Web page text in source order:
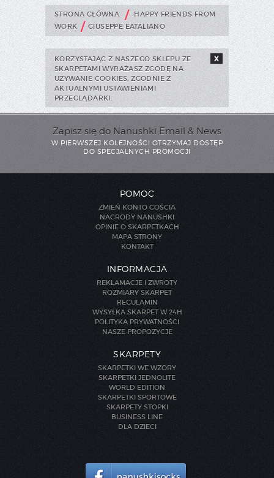
STRONA GŁÓWNA /
HAPPY FRIENDS FROM
WORK / GIUSEPPE EATALIANO
KORZYSTAJĄC Z NASZEGO SKLEPU ZE
SKARPETAMI WYRAŻASZ ZGODĘ NA
UŻYWANIE COOKIES, ZGODNIE Z
AKTUALNYMI USTAWIENIAMI
PRZEGLĄDARKI.
X
Zapisz się do Nanushki Email & News
W PIERWSZEJ KOLEJNOŚCI OTRZYMAJ DOSTĘP
DO SPECJALNYCH PROMOCJI
POMOC
ZMIEŃ KONTO GOŚCIA
NAGRODY NANUSHKI
OPINIE O SKARPETKACH
MAPA STRONY
KONTAKT
INFORMACJA
REKLAMACJE I ZWROTY
ROZMIARY SKARPET
REGULAMIN
WYSYŁKA SKARPET W 24H
POLITYKA PRYWATNOŚCI
NASZE PROPOZYCJE
SKARPETY
SKARPETKI WE WZORY
SKARPETKI JEDNOLITE
WORLD EDITION
SKARPETKI SPORTOWE
SKARPETY STOPKI
BUSINESS LINE
DLA DZIECI